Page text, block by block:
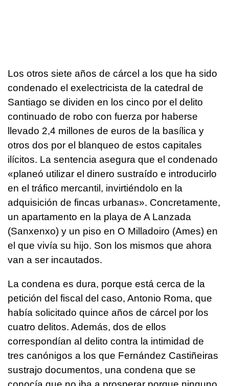
Los otros siete años de cárcel a los que ha sido
condenado el exelectricista de la catedral de
Santiago se dividen en los cinco por el delito
continuado de robo con fuerza por haberse
llevado 2,4 millones de euros de la basílica y
otros dos por el blanqueo de estos capitales
ilícitos. La sentencia asegura que el condenado
«planeó utilizar el dinero sustraído e introducirlo
en el tráfico mercantil, invirtiéndolo en la
adquisición de fincas urbanas». Concretamente,
un apartamento en la playa de A Lanzada
(Sanxenxo) y un piso en O Milladoiro (Ames) en
el que vivía su hijo. Son los mismos que ahora
van a ser incautados.
La condena es dura, porque está cerca de la
petición del fiscal del caso, Antonio Roma, que
había solicitado quince años de cárcel por los
cuatro delitos. Además, dos de ellos
correspondían al delito contra la intimidad de
tres canónigos a los que Fernández Castiñeiras
sustrajo documentos, una condena que se